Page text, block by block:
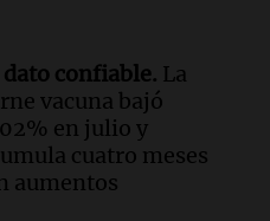
Economía de Santa
del fallo sobre
dato confiable. La
vacuna bajó
en julio y
cuatro meses
aumentos